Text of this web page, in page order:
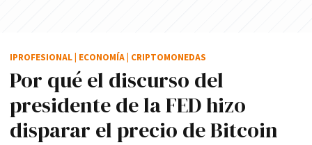
Por qué el discurso del
presidente de la FED hizo
disparar el precio de Bitcoin
IPROFESIONAL ECONOMÍA CRIPTOMONEDAS